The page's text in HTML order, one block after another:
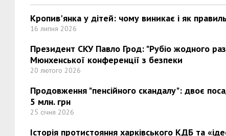
Кропив'янка у дітей: чому виникає і як
16 липня 2026
Президент СКУ Павло Грод: "Рубіо жодного
Мюнхенської конференції з безпеки
20 лютого 2026
Продовження "пенсійного скандалу": двоє
5 млн. грн
25 січня 2026
Історія протистояння харківського КДБ та